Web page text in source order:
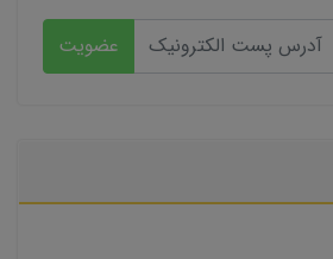
عضویت